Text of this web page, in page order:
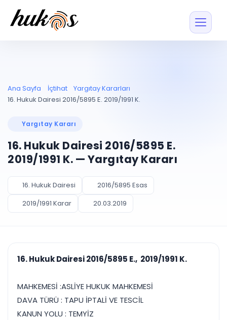
Entegrasyonu
UYAP ile otomatik
UYAP Evrak
Entegrasyonu
UETS Entegrasyonu
Tebligatları anında
Müvekkil ve taraf
Vekalet
PLANLAMA & TAKİP
Pano ve Takip
Duruşma ve görev
takvimi
Bildirim
takibi
Tek panelde uçtan uca yönetim
Blog
Ücretsiz Başlayın Giriş Yap
Ana Sayfa İçtihat
Yargıtay Kararları
16. Hukuk Dairesi 2016/5895 E. 2019/1991 K.
Yargıtay Kararı
16. Hukuk Dairesi 2016/5895 E.
2019/1991 K. — Yargıtay Kararı
16. Hukuk Dairesi
2016/5895 Esas
2019/1991 Karar
20.03.2019
16. Hukuk Dairesi 2016/5895 E., 2019/1991 K.
MAHKEMESİ :ASLİYE HUKUK MAHKEMESİ
DAVA TÜRÜ : TAPU İPTALİ VE TESCİL
KANUN YOLU : TEMYİZ